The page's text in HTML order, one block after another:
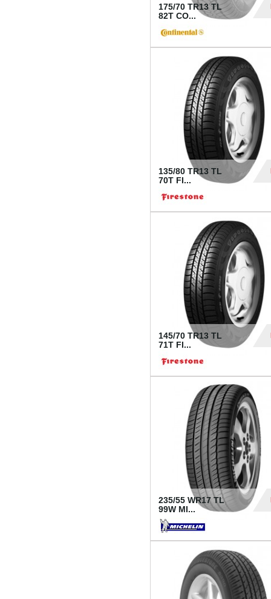
175/70 TR13 TL
82T CO...
135/80 TR13 TL
70T FI...
145/70 TR13 TL
71T FI...
235/55 WR17 TL
99W MI...